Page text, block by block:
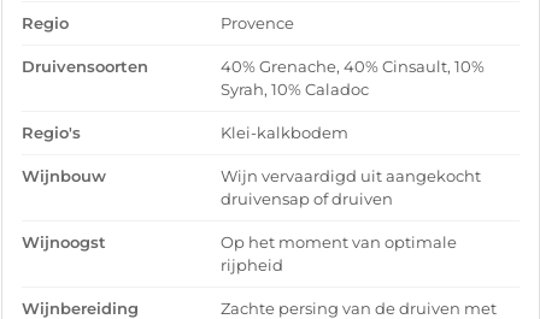
Regio Provence
Druivensoorten
40% Grenache, 40% Cinsault, 10%
Syrah, 10% Caladoc
Regio's Klei-kalkbodem
Wijnbouw
Wijn vervaardigd uit aangekocht
druivensap of druiven
Wijnoogst
Op het moment van optimale
rijpheid
Wijnbereiding
Zachte persing van de druiven met